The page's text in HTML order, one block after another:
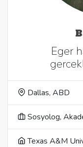
Eger
Dallas, ABD
Sosyolog,
Texas A&M